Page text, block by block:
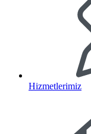
Hizmetlerimiz